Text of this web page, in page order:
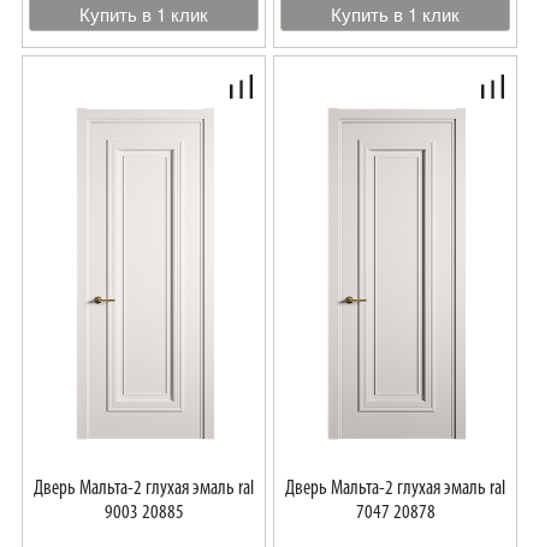
Купить в 1 клик
Купить в 1 клик
Дверь Мальта-2 глухая эмаль ral
9003 20885
Дверь Мальта-2 глухая эмаль ral
7047 20878